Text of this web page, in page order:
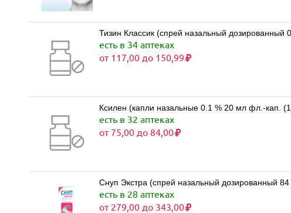
есть в 34 аптеках
от 117,00 до 150,99
Ксилен (капли назальные 0.1 % 20 мл фл.-кап.
есть в 32 аптеках
от 75,00 до 84,00
Снуп Экстра (спрей назальный дозированный
есть в 28 аптеках
от 279,00 до 343,00